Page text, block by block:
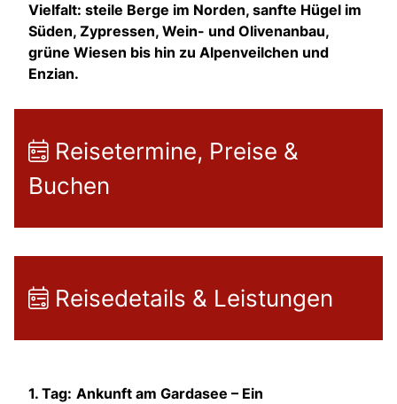
Vielfalt: steile Berge im Norden, sanfte Hügel im
Süden, Zypressen, Wein- und Olivenanbau,
grüne Wiesen bis hin zu Alpenveilchen und
Enzian.
Reisetermine, Preise &
Buchen
Reisedetails & Leistungen
1. Tag: Ankunft am Gardasee – Ein